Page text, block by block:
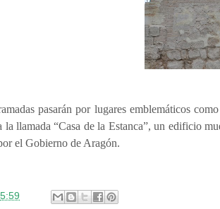
pasarán por lugares emblemáticos
la llamada “Casa de la Estanca”, un edificio
el Gobierno de Aragón.
5:59